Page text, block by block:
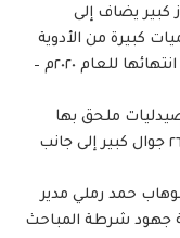
يضاف إلى
كبيرة من الأدوية
المنقذة للحياة منتهية الصلاحية يعود تاريخ انتهائها للعام ٢٠٢٠م –
ملحق بها
مخزن بحوالي إحدي عشر مليون جنيه داخل ٢٦ جوال كبير إلى جانب
حمد رملي مدير
جهود شرطة المباحث